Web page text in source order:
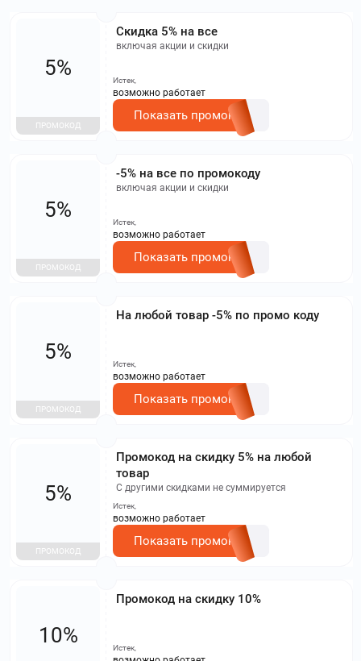
Скидка 5% на все
включая акции и скидки
5%
ПРОМОКОД
Истек,
возможно работает
Показать промокод
-5% на все по промокоду
включая акции и скидки
5%
ПРОМОКОД
Истек,
возможно работает
Показать промокод
На любой товар -5% по промо коду
5%
ПРОМОКОД
Истек,
возможно работает
Показать промокод
Промокод на скидку 5% на любой
товар
С другими скидками не суммируется
5%
ПРОМОКОД
Истек,
возможно работает
Показать промокод
Промокод на скидку 10%
10%
Истек,